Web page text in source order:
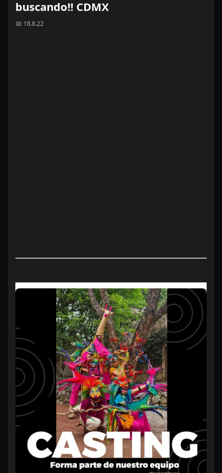
buscando!! CDMX
📅 18.8.22